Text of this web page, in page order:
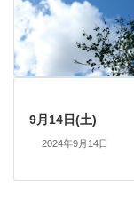
9月14日(土)
2024年9月14日